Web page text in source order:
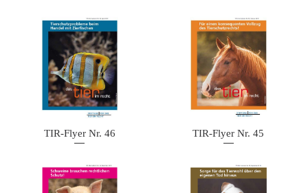
TIR-Flyer Nr. 46 TIR-Flyer Nr. 45